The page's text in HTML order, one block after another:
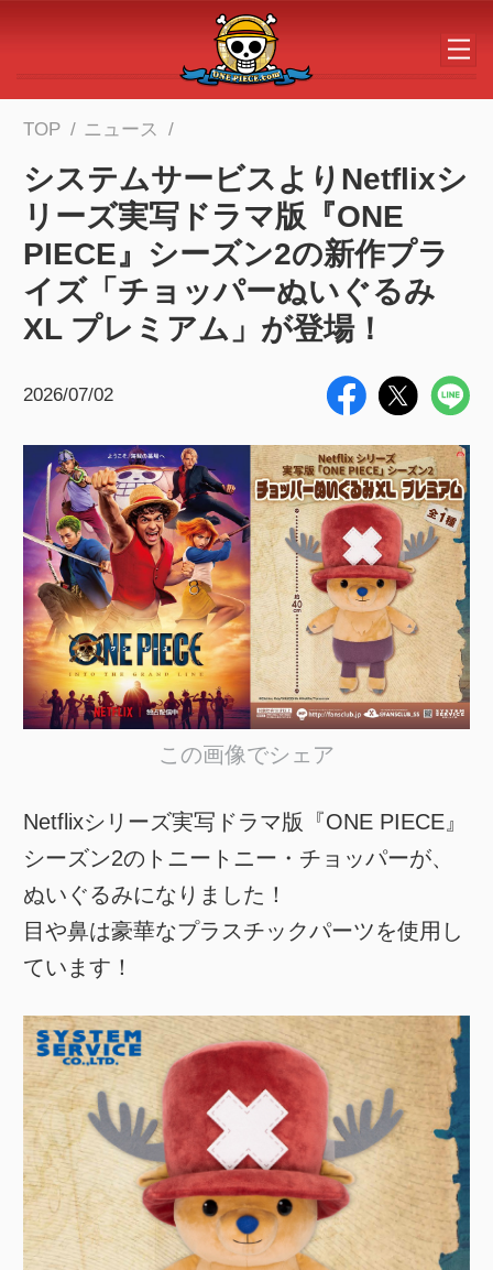
メインコンテンツへスキップする
TOP ニュース
システムサービスよりNetflixシ
リーズ実写ドラマ版『ONE
PIECE』シーズン2の新作プラ
イズ「チョッパーぬいぐるみ
XL プレミアム」が登場！
2026/07/02
この画像でシェア
Netflixシリーズ実写ドラマ版『ONE PIECE』
シーズン2のトニートニー・チョッパーが、
ぬいぐるみになりました！
目や鼻は豪華なプラスチックパーツを使用し
ています！